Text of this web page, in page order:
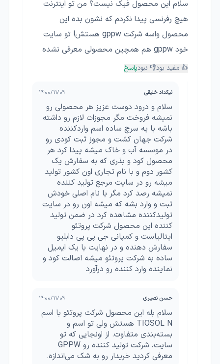
سلام این محصول فیک نیست؟ من تو اینترنت
هیچ رفرنسی پیدا نکردم که نشون بده این
محصول واسه شرکت gppw هستش! تو سایت
خود gppw هم همچین محصولی معرفی نشده
👍 مفید بود👎 نبودپاسخ
نیکداد خلیقی 1400/11/09
سلام و درود دوست عزیز هر محصولی رو
نمیشه فروخت مگر مجوزات لازم رو داشته
باشه با یه سرچ ساده اسم واردکننده
شرکت جهان کشت و مجوز ثبت کودی رو
در موسسه آب و خاک میشه پیدا کرد هر
محصول کود و بذری که به سفارش یک
کشور دوم و با نام تجاری اون کشور تولید
میشه رو در سایت مرجع تولید کننده
نمیشه رصد کرد مگر با نام اصلی خودش
ثبت و وارد بشه که میشه اون رو در سایت
تولیدکننده مشاهده کرد در ضمن تولید
کننده این محصول شرکت پروتئو
ایتالیاست و کمپانی جی پی پی دابلیو
سفارش دهنده و در نهایت با یک ایمیل
ساده به شرکت پروتئو میشه اصالت کود و
نماینده وارد کننده رو درآورد
حسن نصیری 1400/11/09
سلام بله این محصول شرکت پروتئو با اسم
TIOSOL N هستش ولی تو اسم و
بسته‌بندی متفاوت. از اونجایی که تو
سایت، شرکت تولید کننده رو GPPW
معرفی کردید خریدار رو به شک می‌اندازه.